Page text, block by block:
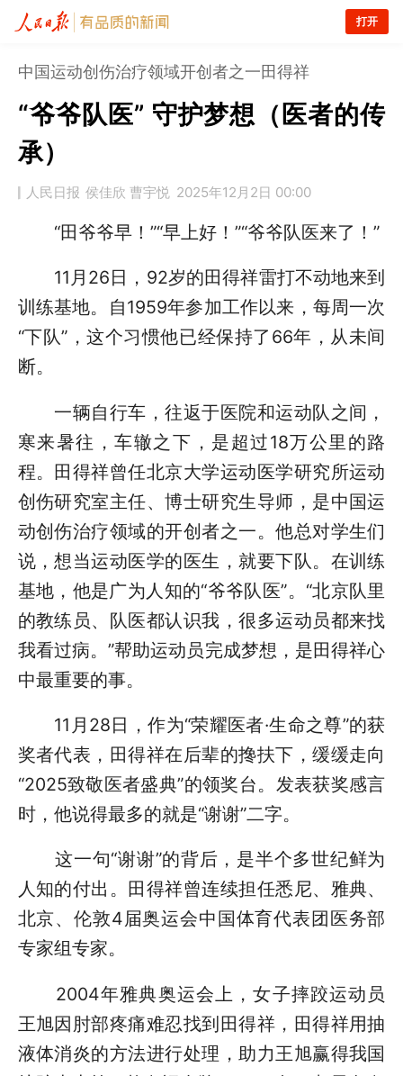
打开
中国运动创伤治疗领域开创者之一田得祥
“爷爷队医” 守护梦想（医者的传
承）
人民日报 侯佳欣 曹宇悦 2025年12月2日 00:00
“田爷爷早！”“早上好！”“爷爷队医来了！”
11月26日，92岁的田得祥雷打不动地来到
训练基地。自1959年参加工作以来，每周一次
“下队”，这个习惯他已经保持了66年，从未间
断。
一辆自行车，往返于医院和运动队之间，
寒来暑往，车辙之下，是超过18万公里的路
程。田得祥曾任北京大学运动医学研究所运动
创伤研究室主任、博士研究生导师，是中国运
动创伤治疗领域的开创者之一。他总对学生们
说，想当运动医学的医生，就要下队。在训练
基地，他是广为人知的“爷爷队医”。“北京队里
的教练员、队医都认识我，很多运动员都来找
我看过病。”帮助运动员完成梦想，是田得祥心
中最重要的事。
11月28日，作为“荣耀医者·生命之尊”的获
奖者代表，田得祥在后辈的搀扶下，缓缓走向
“2025致敬医者盛典”的领奖台。发表获奖感言
时，他说得最多的就是“谢谢”二字。
这一句“谢谢”的背后，是半个多世纪鲜为
人知的付出。田得祥曾连续担任悉尼、雅典、
北京、伦敦4届奥运会中国体育代表团医务部
专家组专家。
2004年雅典奥运会上，女子摔跤运动员
王旭因肘部疼痛难忍找到田得祥，田得祥用抽
液体消炎的方法进行处理，助力王旭赢得我国